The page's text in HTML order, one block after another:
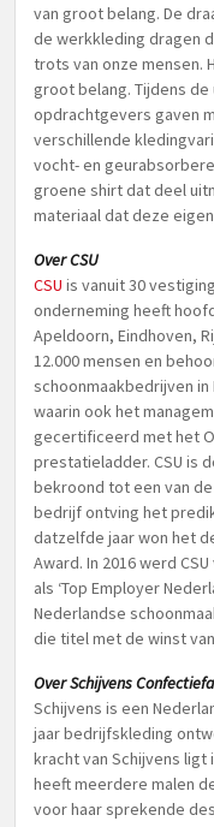
van groot belang. De
de werkkleding dragen
trots van onze mensen.
groot belang. Tijdens
opdrachtgevers gaven
verschillende
vocht- en
groene shirt dat deel
materiaal dat deze
Over CSU
CSU is vanuit 30
onderneming heeft
Apeldoorn, Eindhoven,
12.000 mensen en
schoonmaakbedrijven in
waarin ook het
gecertificeerd met het
prestatieladder. CSU is
bekroond tot een van
bedrijf ontving het
datzelfde jaar won het
Award. In 2016 werd
als ‘Top Employer
Nederlandse
die titel met de winst
Over Schijvens
Schijvens is een
jaar bedrijfskleding
kracht van Schijvens
heeft meerdere malen
voor haar sprekende